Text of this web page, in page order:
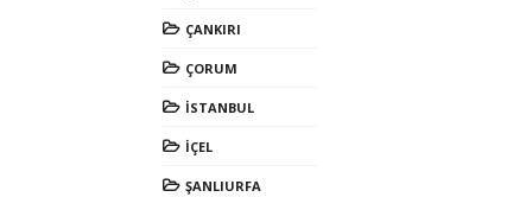
ÇANKIRI
ÇORUM
İSTANBUL
İÇEL
ŞANLIURFA